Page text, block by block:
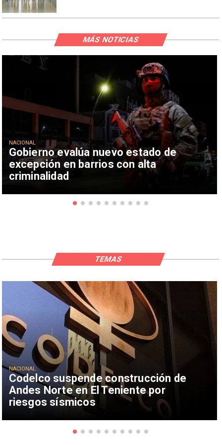
Gobierno evalúa nuevo estado de
excepción en barrios con alta
criminalidad
NACIONAL
MÁS NOTICIAS
Codelco suspende construcción de
Andes Norte en El Teniente por
riesgos sísmicos
NACIONAL
TEMAS